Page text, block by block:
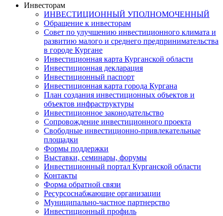
Инвесторам
ИНВЕСТИЦИОННЫЙ УПОЛНОМОЧЕННЫЙ
Обращение к инвесторам
Совет по улучшению инвестиционного климата и
развитию малого и среднего предпринимательства
в городе Кургане
Инвестиционная карта Курганской области
Инвестиционная декларация
Инвестиционный паспорт
Инвестиционная карта города Кургана
План создания инвестиционных объектов и
объектов инфраструктуры
Инвестиционное законодательство
Сопровождение инвестиционного проекта
Свободные инвестиционно-привлекательные
площадки
Формы поддержки
Выставки, семинары, форумы
Инвестиционный портал Курганской области
Контакты
Форма обратной связи
Ресурсоснабжающие организации
Муниципально-частное партнерство
Инвестиционный профиль